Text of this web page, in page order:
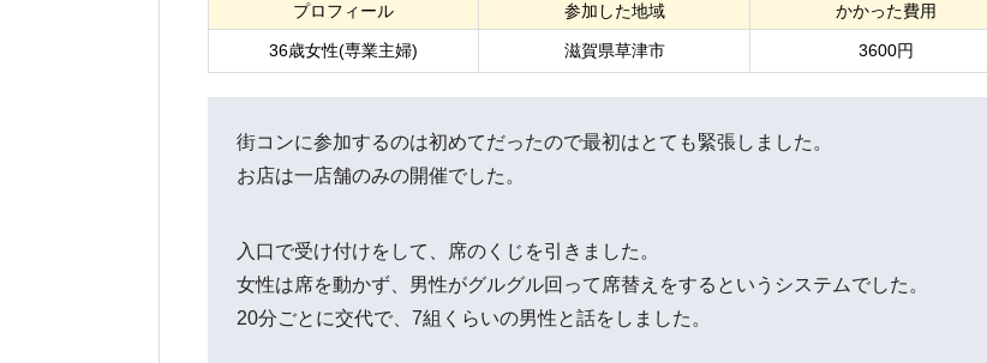
プロフィール 参加した地域 かかった費用
36歳女性(専業主婦) 滋賀県草津市 3600円
街コンに参加するのは初めてだったので最初はとても緊張しました。
お店は一店舗のみの開催でした。
入口で受け付けをして、席のくじを引きました。
女性は席を動かず、男性がグルグル回って席替えをするというシステムでした。
20分ごとに交代で、7組くらいの男性と話をしました。